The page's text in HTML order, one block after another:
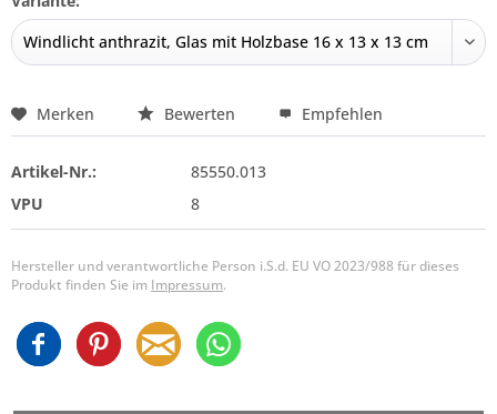
Merken Bewerten Empfehlen
Artikel-Nr.:
85550.013
VPU
8
Hersteller und verantwortliche Person i.S.d. EU VO 2023/988 für dieses
Produkt finden Sie im Impressum.